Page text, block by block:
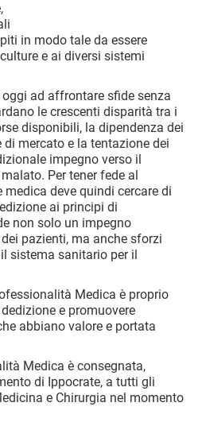
in modo tale da essere
e ai diversi sistemi
ad affrontare sfide senza
le crescenti disparità tra i
disponibili, la dipendenza dei
mercato e la tentazione dei
impegno verso il
Per tener fede al
deve quindi cercare di
ai principi di
non solo un impegno
pazienti, ma anche sforzi
sistema sanitario per il
Medica è proprio
e promuovere
abbiano valore e portata
Medica è consegnata,
di Ippocrate, a tutti gli
e Chirurgia nel momento